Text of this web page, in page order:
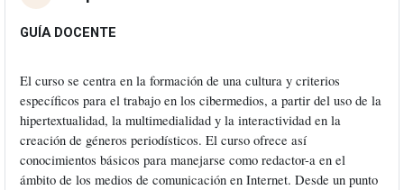
GUÍA DOCENTE
El curso se centra en la formación de una cultura y criterios
específicos para el trabajo en los cibermedios, a partir del uso de la
hipertextualidad, la multimedialidad y la interactividad en la
creación de géneros periodísticos. El curso ofrece así
conocimientos básicos para manejarse como redactor-a en el
ámbito de los medios de comunicación en Internet. Desde un punto